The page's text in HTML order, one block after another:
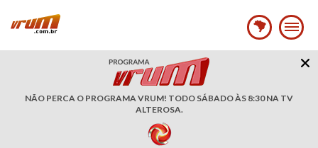
NÃO PERCA O PROGRAMA VRUM! TODO SÁBADO ÀS 8:30 NA TV
ALTEROSA.